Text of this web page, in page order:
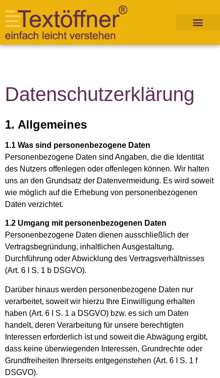
Datenschutzerklärung
1. Allgemeines
1.1 Was sind personenbezogene Daten
Personenbezogene Daten sind Angaben, die die Identität
des Nutzers offenlegen oder offenlegen können. Wir halten
uns an den Grundsatz der Datenvermeidung. Es wird soweit
wie möglich auf die Erhebung von personenbezogenen
Daten verzichtet.
1.2 Umgang mit personenbezogenen Daten
Personenbezogene Daten dienen ausschließlich der
Vertragsbegründung, inhaltlichen Ausgestaltung,
Durchführung oder Abwicklung des Vertragsverhältnisses
(Art. 6 I S. 1 b DSGVO).
Darüber hinaus werden personenbezogene Daten nur
verarbeitet, soweit wir hierzu Ihre Einwilligung erhalten
haben (Art. 6 I S. 1 a DSGVO) bzw. es sich um Daten
handelt, deren Verarbeitung für unsere berechtigten
Interessen erforderlich ist und soweit die Abwägung ergibt,
dass keine überwiegenden Interessen, Grundrechte oder
Grundfreiheiten Ihrerseits entgegenstehen (Art. 6 I S. 1 f
DSGVO).